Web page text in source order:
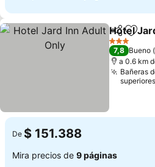
Compartir
Hotel
3 Estrellas
7,8 Bueno
a 0.6 km
Bañeras
superiores
De $ 151.388
Mira precios de 9 páginas